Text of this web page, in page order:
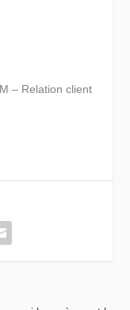
– Relation client